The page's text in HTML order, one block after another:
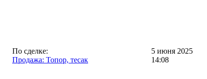
По сделке:
Продажа: Топор, тесак
5 июня 2025
14:08